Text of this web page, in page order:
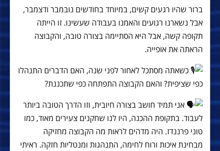
ברור שהיו רגעים קשים, במיוחד בחודשים נובמבר ודצמבר,
אבל נשארנו רגועים והאמנו בעבודה שעשינו. זו הייתה
תקופה קשה, אבל היא הסתיימה בצורה טובה, והקבוצה
הראתה את אופייה.
כשאתה מסתכל לאחור לפני שנה, האם הדברים התנהלו
כפי שציפית? והאם הקבוצה התפתחה כפי שתכננת?
אני תמיד חושב בצורה חיובית, וזו הדרך הטובה ביותר
לעבוד. בתקופת ההכנה, היו לנו שחקנים צעירים מאוד, כמו
טוני פרננדז. היה מדהים לראות מה הקבוצה מחזיקה
מבחינת איכות ורוח לחימה, התנהגות ומנטליות חזקה. ראיתי